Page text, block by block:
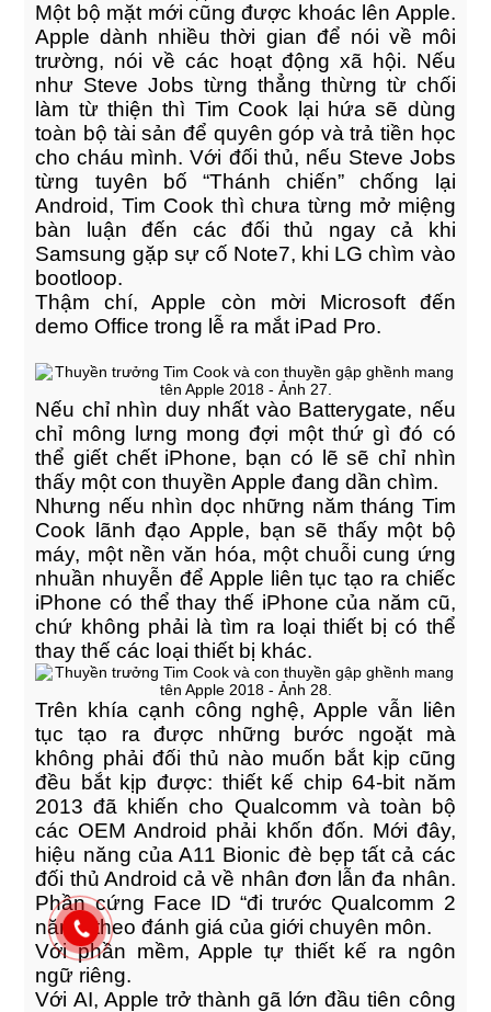
Một bộ mặt mới cũng được khoác lên Apple.
Apple dành nhiều thời gian để nói về môi
trường, nói về các hoạt động xã hội. Nếu
như Steve Jobs từng thẳng thừng từ chối
làm từ thiện thì Tim Cook lại hứa sẽ dùng
toàn bộ tài sản để quyên góp và trả tiền học
cho cháu mình. Với đối thủ, nếu Steve Jobs
từng tuyên bố “Thánh chiến” chống lại
Android, Tim Cook thì chưa từng mở miệng
bàn luận đến các đối thủ ngay cả khi
Samsung gặp sự cố Note7, khi LG chìm vào
bootloop.
Thậm chí, Apple còn mời Microsoft đến
demo Office trong lễ ra mắt iPad Pro.
Nếu chỉ nhìn duy nhất vào Batterygate, nếu
chỉ mông lưng mong đợi một thứ gì đó có
thể giết chết iPhone, bạn có lẽ sẽ chỉ nhìn
thấy một con thuyền Apple đang dần chìm.
Nhưng nếu nhìn dọc những năm tháng Tim
Cook lãnh đạo Apple, bạn sẽ thấy một bộ
máy, một nền văn hóa, một chuỗi cung ứng
nhuần nhuyễn để Apple liên tục tạo ra chiếc
iPhone có thể thay thế iPhone của năm cũ,
chứ không phải là tìm ra loại thiết bị có thể
thay thế các loại thiết bị khác.
Trên khía cạnh công nghệ, Apple vẫn liên
tục tạo ra được những bước ngoặt mà
không phải đối thủ nào muốn bắt kịp cũng
đều bắt kịp được: thiết kế chip 64-bit năm
2013 đã khiến cho Qualcomm và toàn bộ
các OEM Android phải khốn đốn. Mới đây,
hiệu năng của A11 Bionic đè bẹp tất cả các
đối thủ Android cả về nhân đơn lẫn đa nhân.
Phần cứng Face ID “đi trước Qualcomm 2
năm”, theo đánh giá của giới chuyên môn.
Với phần mềm, Apple tự thiết kế ra ngôn
ngữ riêng.
Với AI, Apple trở thành gã lớn đầu tiên công